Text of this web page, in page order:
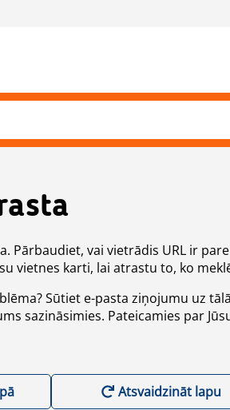
Pārbaudiet, vai vietrādis URL ir
vietnes karti, lai atrastu to, ko
Sūtiet e-pasta ziņojumu uz
sazināsimies. Pateicamies par
Atsvaidzināt lapu